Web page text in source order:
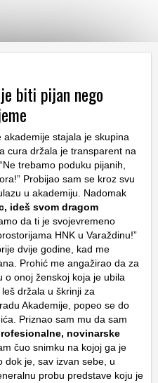
biti pijan nego
akademije stajala je skupina
cura držala je transparent na
trebamo poduku pijanih,
Probijao sam se kroz svu
u akademiju. Nadomak
ideš svom dragom
da ti je svojevremeno
HNK u Varaždinu!”
dvije godine, kad me
Prohić me angažirao da za
o onoj ženskoj koja je ubila
držala u škrinji za
Akademije, popeo se do
Priznao sam mu da sam
novinarske
čuo snimku na kojoj ga je
dok je, sav izvan sebe, u
probu predstave koju je